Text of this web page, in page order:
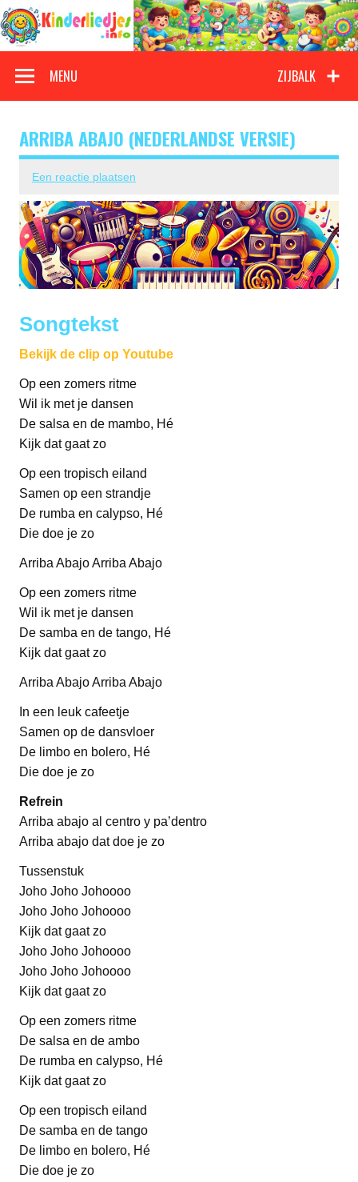
Doorgaan
naar
inhoud
Kinderliedjes
ZIJBALK
MENU
ARRIBA ABAJO (NEDERLANDSE VERSIE)
Een reactie plaatsen
Songtekst
Bekijk de clip op Youtube
Op een zomers ritme
Wil ik met je dansen
De salsa en de mambo, Hé
Kijk dat gaat zo
Op een tropisch eiland
Samen op een strandje
De rumba en calypso, Hé
Die doe je zo
Arriba Abajo Arriba Abajo
Op een zomers ritme
Wil ik met je dansen
De samba en de tango, Hé
Kijk dat gaat zo
Arriba Abajo Arriba Abajo
In een leuk cafeetje
Samen op de dansvloer
De limbo en bolero, Hé
Die doe je zo
Refrein
Arriba abajo al centro y pa’dentro
Arriba abajo dat doe je zo
Tussenstuk
Joho Joho Johoooo
Joho Joho Johoooo
Kijk dat gaat zo
Joho Joho Johoooo
Joho Joho Johoooo
Kijk dat gaat zo
Op een zomers ritme
De salsa en de ambo
De rumba en calypso, Hé
Kijk dat gaat zo
Op een tropisch eiland
De samba en de tango
De limbo en bolero, Hé
Die doe je zo